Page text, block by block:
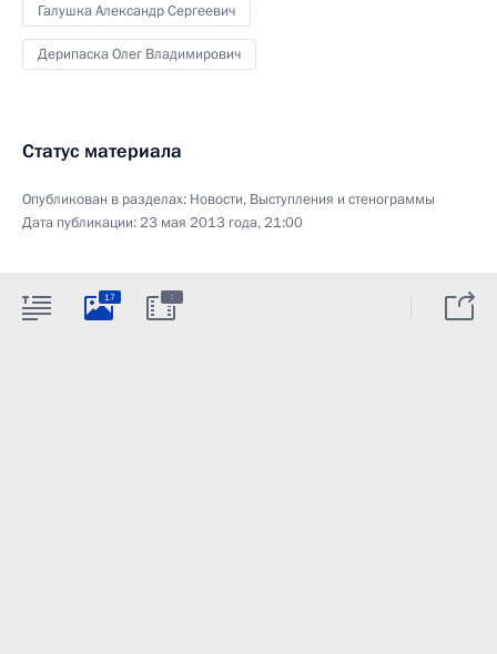
Галушка Александр Сергеевич
Дерипаска Олег Владимирович
Статус материала
Опубликован в разделах: Новости, Выступления и стенограммы
Дата публикации:23 мая 2013 года, 21:00
17 :